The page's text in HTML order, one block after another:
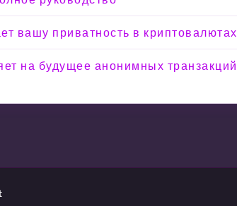
вашу приватность в криптовалютах
на будущее анонимных транзакций